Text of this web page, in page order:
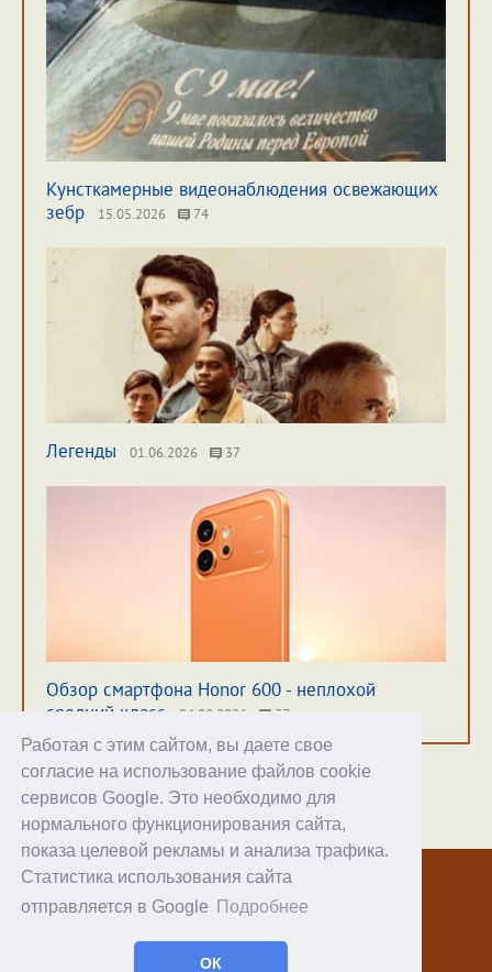
Работая с этим сайтом, вы даете свое
согласие на использование файлов cookie
сервисов Google. Это необходимо для
нормального функционирования сайта,
показа целевой рекламы и анализа трафика.
Статистика использования сайта
отправляется в Google
Подробнее
ОК
Кунсткамерные видеонаблюдения освежающих
зебр
15.05.2026 74
Легенды 01.06.2026 37
Обзор смартфона Honor 600 - неплохой
средний класс
04.08.2026 37
Хостинг
© 1998–2026 Alex Exler
Facebook
RSS статей